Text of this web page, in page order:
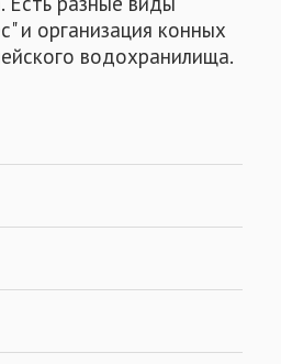
и организация конных
водохранилища.